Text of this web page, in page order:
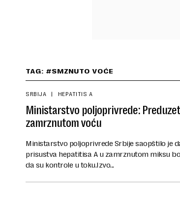
TAG: #SMZNUTO VOĆE
SRBIJA HEPATITIS A
Ministarstvo poljoprivrede:
zamrznutom voću
Ministarstvo poljoprivrede Srbije saopštilo je
prisustva hepatitisa A u zamrznutom miksu
da su kontrole u toku.Izvo...